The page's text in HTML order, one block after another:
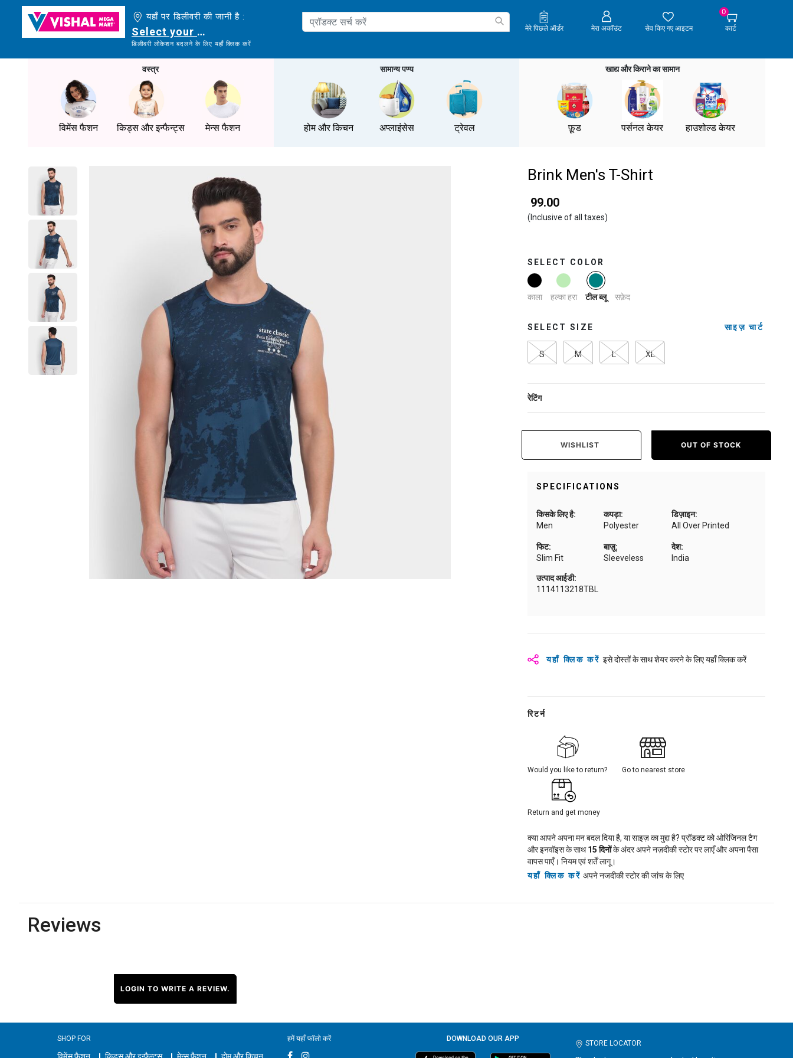
यहाँ पर डिलीवरी की जानी है :
Select your delivery location
डिलीवरी लोकेशन बदलने के लिए यहाँ क्लिक करें
मेरे पिछले ऑर्डर मेरा अकॉउंट सेव किए गए आइटम
0
कार्ट
वस्त्र
विमेंस फैशन किड्स और इन्फैन्ट्स मेन्स फैशन
सामान्य पण्य
होम और किचन अप्लाइंसेस ट्रेवल
खाद्य और किराने का सामान
फ़ूड पर्सनल केयर हाउशोल्ड केयर
Brink Men's T-Shirt
₹ 99.00
(Inclusive of all taxes)
SELECT COLOR
काला हल्का हरा selected
टील ब्लू सफ़ेद
SELECT SIZE साइज़ चार्ट
S M L XL
रेटिंग
WISHLIST OUT OF STOCK
SPECIFICATIONS
किसके लिए है:
Men
कपड़ा:
Polyester
डिज़ाइन:
All Over Printed
फिट:
Slim Fit
बाज़ू:
Sleeveless
देश:
India
उत्पाद आईडी:
1114113218TBL
यहाँ क्लिक करें इसे दोस्तों के साथ शेयर करने के लिए यहाँ क्लिक करें
रिटर्न
Would you like to return? Go to nearest store
Return and get money
क्या आपने अपना मन बदल दिया है, या साइज़ का मुद्दा है? प्रॉडक्ट को ओरिजिनल टैग
और इनवॉइस के साथ15 दिनोंके अंदर अपने नज़दीकी स्टोर पर लाएँ और अपना पैसा
वापस पाएँ। नियम एवं शर्तें लागू।
यहाँ क्लिक करें अपने नजदीकी स्टोर की जांच के लिए
Reviews
LOGIN TO WRITE A REVIEW.
SHOP FOR हमें यहाँ फॉलो करें DOWNLOAD OUR APP
STORE LOCATOR